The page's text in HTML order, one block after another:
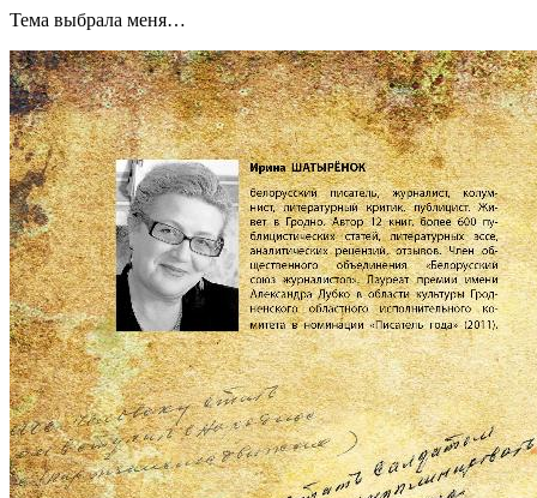
Тема выбрала меня…